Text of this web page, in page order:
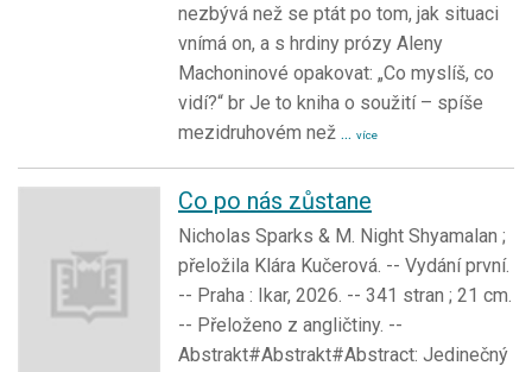
nezbývá než se ptát po tom, jak situaci
vnímá on, a s hrdiny prózy Aleny
Machoninové opakovat: „Co myslíš, co
vidí?“ br Je to kniha o soužití – spíše
mezidruhovém než ... více
Co po nás zůstane
Nicholas Sparks & M. Night Shyamalan ;
přeložila Klára Kučerová. -- Vydání první.
-- Praha : Ikar, 2026. -- 341 stran ; 21 cm.
-- Přeloženo z angličtiny. --
Abstrakt#Abstrakt#Abstract: Jedinečný